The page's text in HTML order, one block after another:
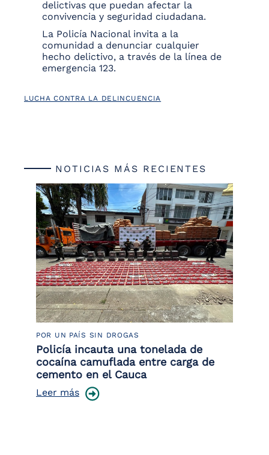
delictivas que puedan afectar la
convivencia y seguridad ciudadana.
La Policía Nacional invita a la
comunidad a denunciar cualquier
hecho delictivo, a través de la línea de
emergencia 123.
LUCHA CONTRA LA DELINCUENCIA
NOTICIAS MÁS RECIENTES
POR UN PAÍS SIN DROGAS
Policía incauta una tonelada de
cocaína camuflada entre carga de
cemento en el Cauca
Leer más